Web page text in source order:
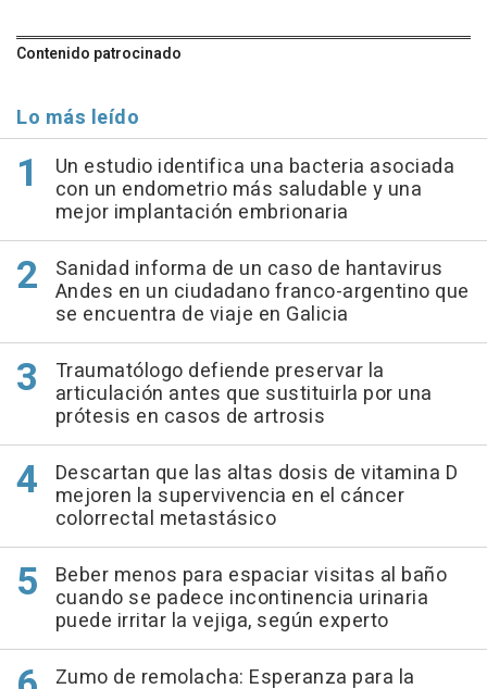
Contenido patrocinado
Lo más leído
Un estudio identifica una bacteria asociada
con un endometrio más saludable y una
mejor implantación embrionaria
Sanidad informa de un caso de hantavirus
Andes en un ciudadano franco-argentino que
se encuentra de viaje en Galicia
Traumatólogo defiende preservar la
articulación antes que sustituirla por una
prótesis en casos de artrosis
Descartan que las altas dosis de vitamina D
mejoren la supervivencia en el cáncer
colorrectal metastásico
Beber menos para espaciar visitas al baño
cuando se padece incontinencia urinaria
puede irritar la vejiga, según experto
Zumo de remolacha: Esperanza para la